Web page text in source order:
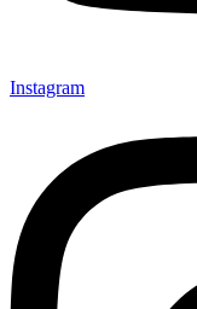
Instagram